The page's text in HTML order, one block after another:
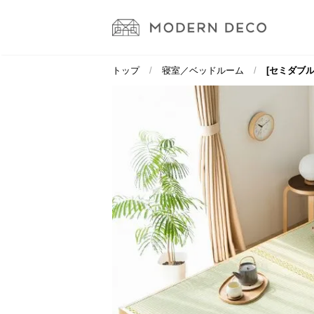
トップ 寝室／ベッドルーム [セミダブ